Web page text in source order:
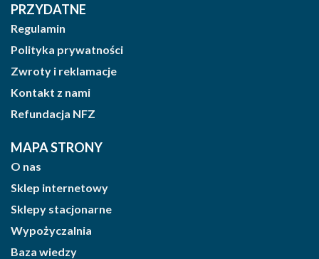
PRZYDATNE
Regulamin
Polityka prywatności
Zwroty i reklamacje
Kontakt z nami
Refundacja NFZ
MAPA STRONY
O nas
Sklep internetowy
Sklepy stacjonarne
Wypożyczalnia
Baza wiedzy